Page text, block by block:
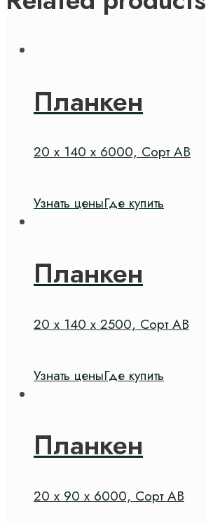
Планкен
20 х 140 х 6000, Сорт АВ
Узнать ценыГде купить
Планкен
20 х 140 х 2500, Сорт АВ
Узнать ценыГде купить
Планкен
20 х 90 х 6000, Сорт АВ